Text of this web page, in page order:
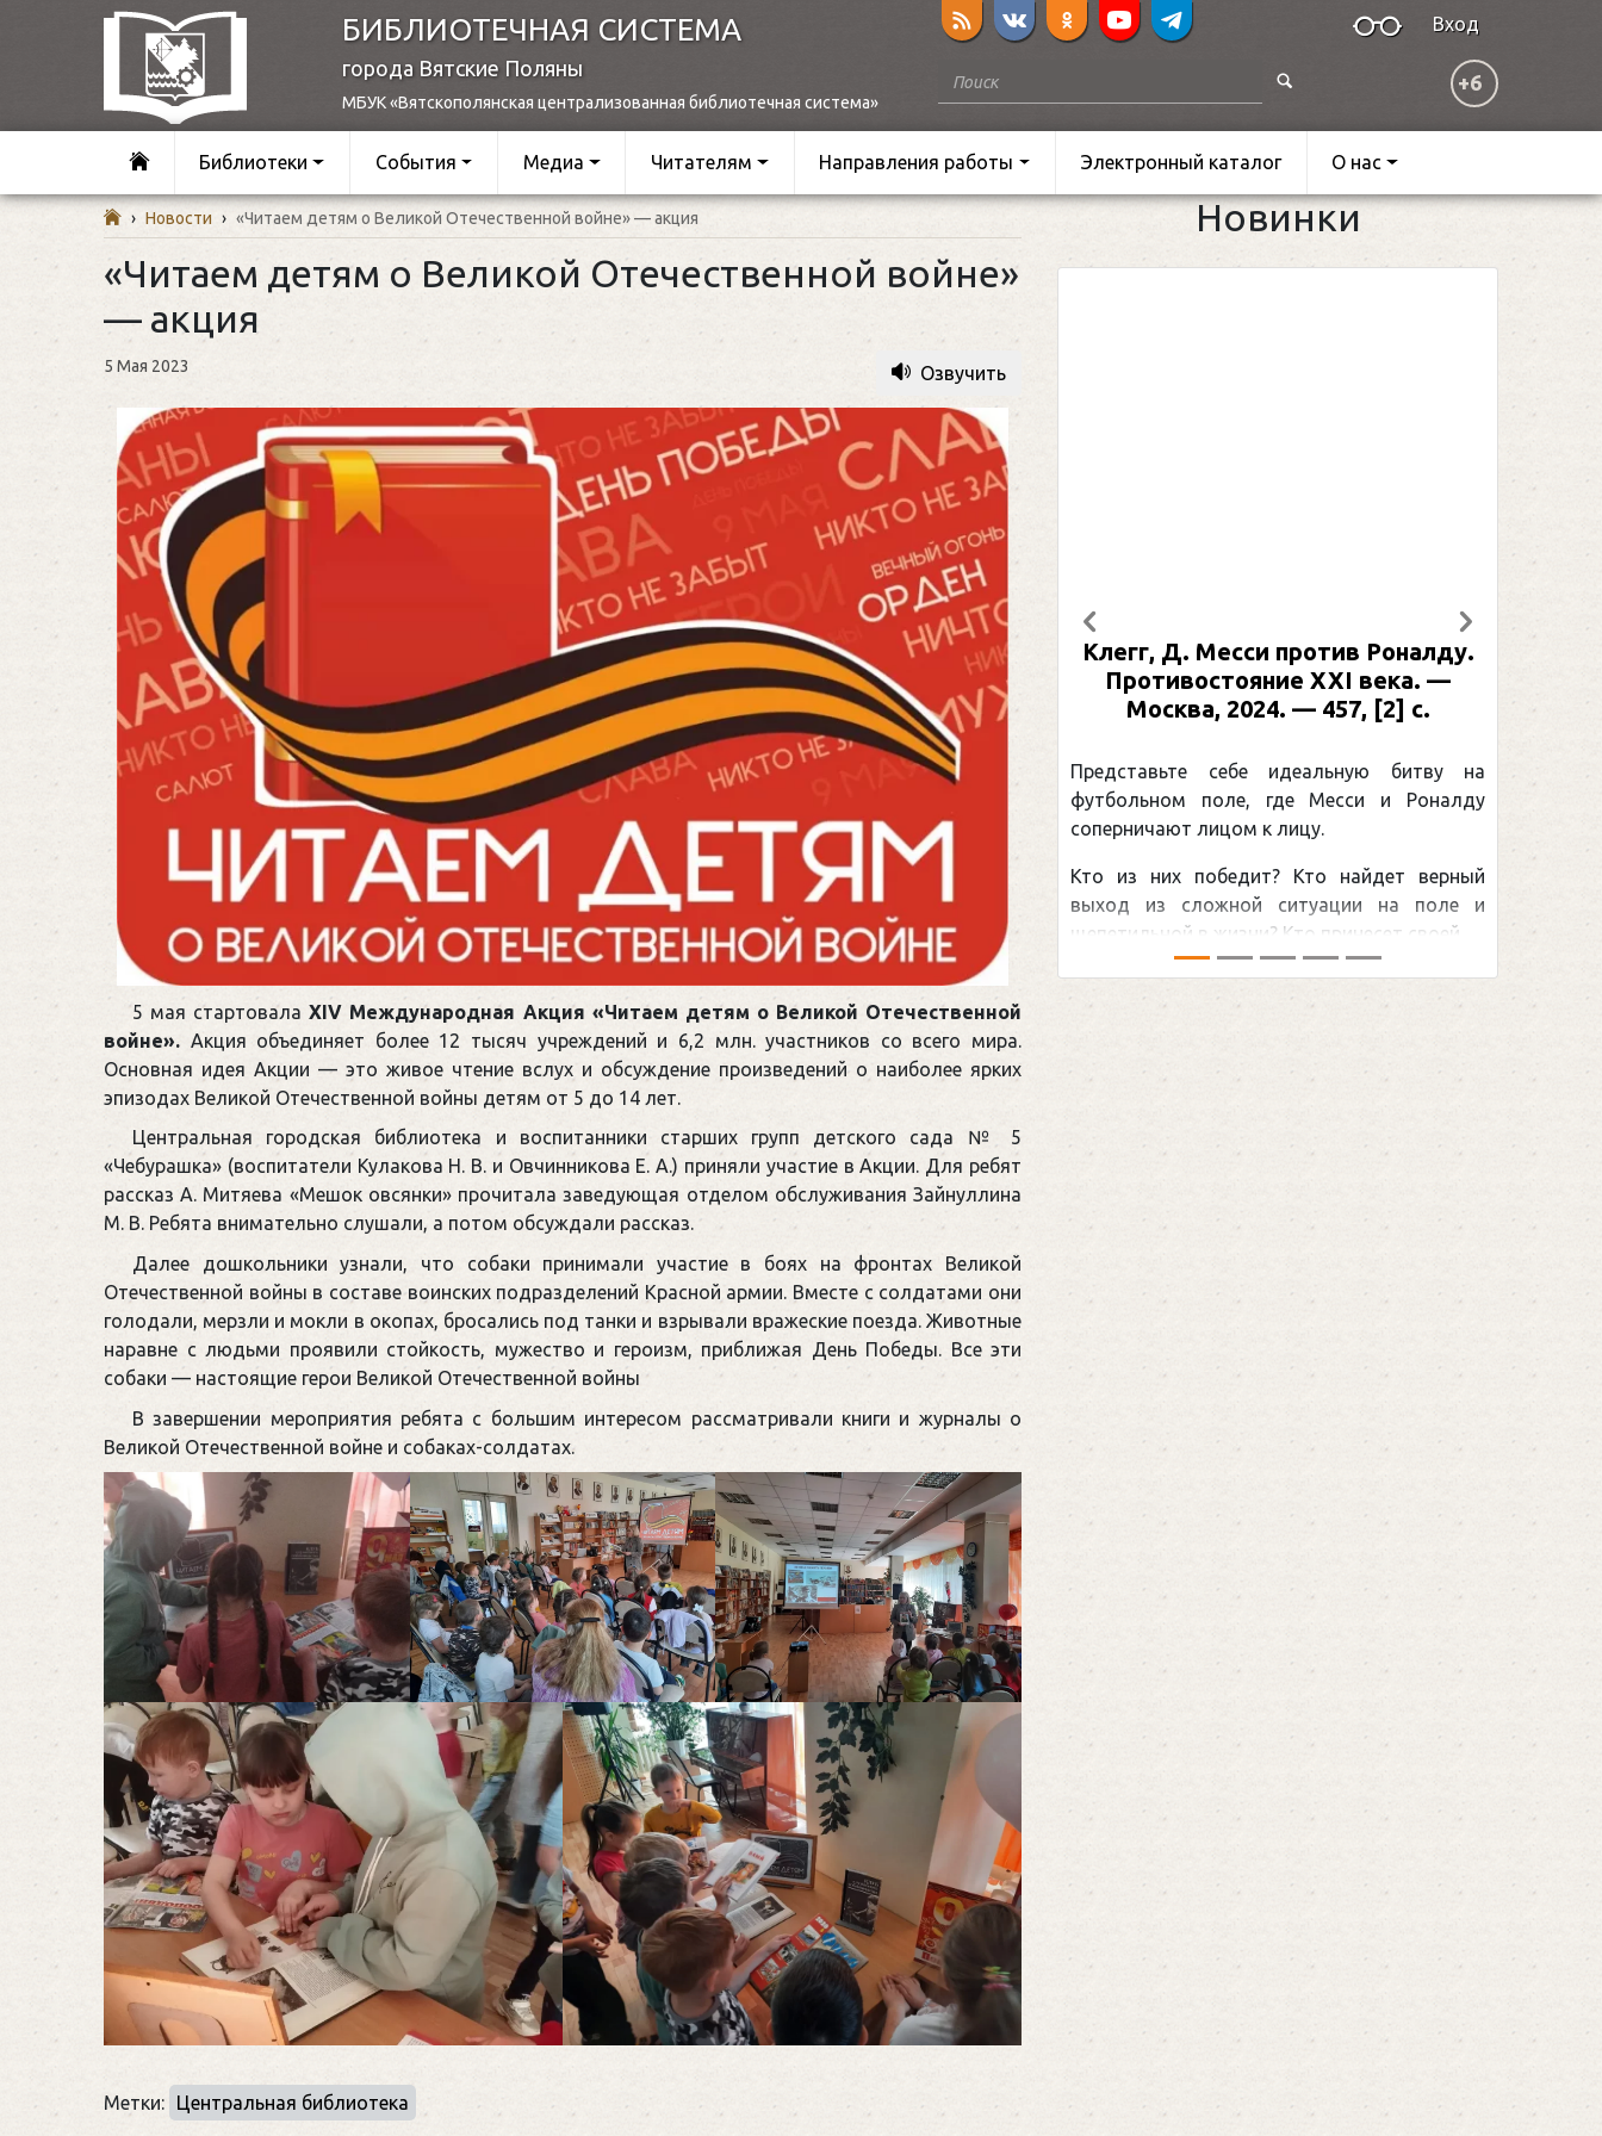
БИБЛИОТЕЧНАЯ СИСТЕМА
города Вятские Поляны
МБУК «Вятскополянская централизованная библиотечная система»
Вход
+6
Библиотеки События Медиа Читателям Направления работы Электронный каталог О нас
› Новости › «Читаем детям о Великой Отечественной войне» — акция
«Читаем детям о Великой Отечественной войне»
— акция
5 Мая 2023 Озвучить
5 мая стартовалаXIV Международная Акция «Читаем детям о Великой Отечественной
войне». Акция объединяет более 12 тысяч учреждений и 6,2 млн. участников со всего мира.
Основная идея Акции — это живое чтение вслух и обсуждение произведений о наиболее ярких
эпизодах Великой Отечественной войны детям от 5 до 14 лет.
Центральная городская библиотека и воспитанники старших групп детского сада № 5
«Чебурашка» (воспитатели Кулакова Н. В. и Овчинникова Е. А.) приняли участие в Акции. Для ребят
рассказ А. Митяева «Мешок овсянки» прочитала заведующая отделом обслуживания Зайнуллина
М. В. Ребята внимательно слушали, а потом обсуждали рассказ.
Далее дошкольники узнали, что собаки принимали участие в боях на фронтах Великой
Отечественной войны в составе воинских подразделений Красной армии. Вместе с солдатами они
голодали, мерзли и мокли в окопах, бросались под танки и взрывали вражеские поезда. Животные
наравне с людьми проявили стойкость, мужество и героизм, приближая День Победы. Все эти
собаки — настоящие герои Великой Отечественной войны
В завершении мероприятия ребята с большим интересом рассматривали книги и журналы о
Великой Отечественной войне и собаках-солдатах.
Метки: Центральная библиотека
Новинки
Клегг, Д. Месси против Роналду.
Противостояние XXI века. —
Москва, 2024. — 457, [2] с.
Представьте себе идеальную битву на
футбольном поле, где Месси и Роналду
соперничают лицом к лицу.
Кто из них победит? Кто найдет верный
выход из сложной ситуации на поле и
щепетильной в жизни? Кто принесет своей ...
Рабинер, И. Я. Александр
: иллюстрированная
Москва, 2024 (макет 2025).
Спорт)
снайперским рекордом НХЛ,
принадлежит великому
Гретцки, — едва ли не самая
хоккейная тема последних лет в
сезоном Национальной хоккейной
Предыдущий Следующий